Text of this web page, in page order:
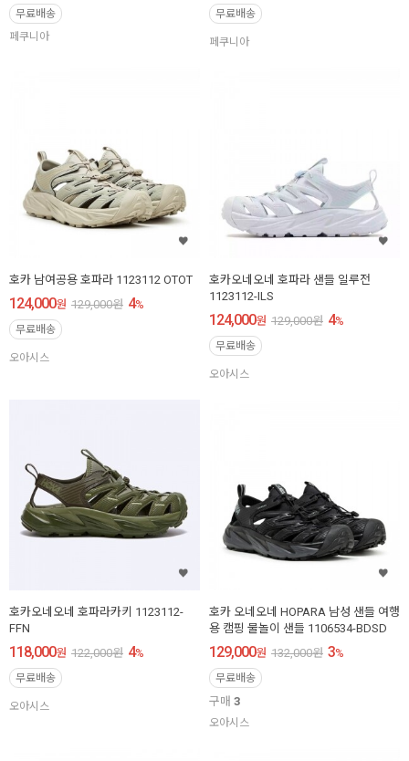
무료배송
페쿠니아
무료배송
페쿠니아
호카 남여공용 호파라 1123112 OTOT
124,000원 129,000원 4%
무료배송
오아시스
호카오네오네 호파라 샌들 일루전
1123112-ILS
124,000원 129,000원 4%
무료배송
오아시스
호카오네오네 호파라카키 1123112-
FFN
118,000원 122,000원 4%
무료배송
오아시스
호카 오네오네 HOPARA 남성 샌들 여행
용 캠핑 물놀이 샌들 1106534-BDSD
129,000원 132,000원 3%
무료배송
구매 3
오아시스